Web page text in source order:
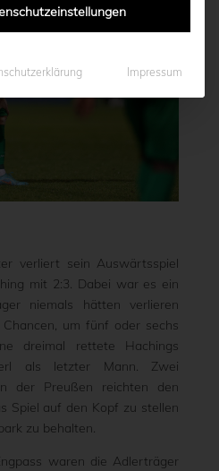
verliert sein Auswärtsspiel
mit 2:3. Dabei war es ein
niemals hätten verlieren
um fünf oder sechs
dreimal rettete Hachings
als letzter Mann. Zwei
der Preußen reichten den
Spiel auf den Kopf zu stellen
zu behalten.
waren die Adlerträger
Impressum